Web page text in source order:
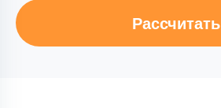
Рассчитать